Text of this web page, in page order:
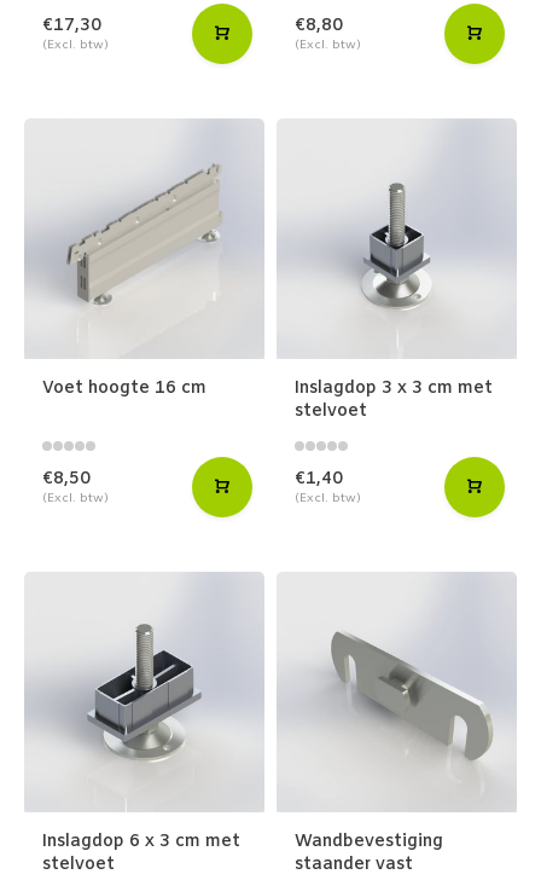
€17,30
(Excl. btw)
€8,80
(Excl. btw)
Voet hoogte 16 cm
€8,50
(Excl. btw)
Inslagdop 3 x 3 cm met
stelvoet
€1,40
(Excl. btw)
Inslagdop 6 x 3 cm met
stelvoet
Wandbevestiging
staander vast